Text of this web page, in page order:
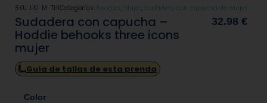
SKU: HO-M-THICategorías: Hoodies Mujer sudadera con capucha de mujer
Sudadera con capucha –
Hoddie behooks three icons
mujer
32.98€
Guía de tallas de esta prenda
Color